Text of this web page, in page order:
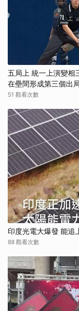
五局上 統一上演變相
在壘間形成第三個出
51 觀看次數
印度光電大爆發 能追
88 觀看次數